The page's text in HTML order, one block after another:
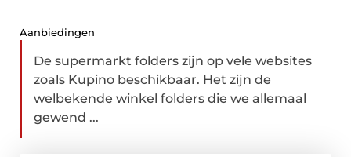
Aanbiedingen
De supermarkt folders zijn op vele websites
zoals Kupino beschikbaar. Het zijn de
welbekende winkel folders die we allemaal
gewend ...